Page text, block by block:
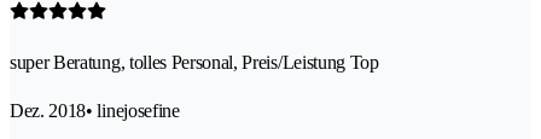
super Beratung, tolles Personal, Preis/Leistung Top
Dez. 2018• linejosefine